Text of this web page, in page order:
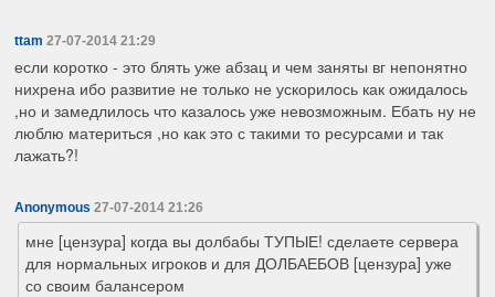
ttam 27-07-2014 21:29
если коротко - это блять уже абзац и чем заняты вг непонятно
нихрена ибо развитие не только не ускорилось как ожидалось
,но и замедлилось что казалось уже невозможным. Ебать ну не
люблю материться ,но как это с такими то ресурсами и так
лажать?!
Anonymous 27-07-2014 21:26
мне [цензура] когда вы долбабы ТУПЫЕ! сделаете сервера
для нормальных игроков и для ДОЛБАЕБОВ [цензура] уже
со своим балансером